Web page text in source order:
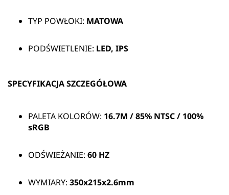
TYP POWŁOKI: MATOWA
PODŚWIETLENIE: LED, IPS
SPECYFIKACJA SZCZEGÓŁOWA
PALETA KOLORÓW: 16.7M / 85% NTSC / 100%
sRGB
ODŚWIEŻANIE: 60 HZ
WYMIARY: 350x215x2.6mm